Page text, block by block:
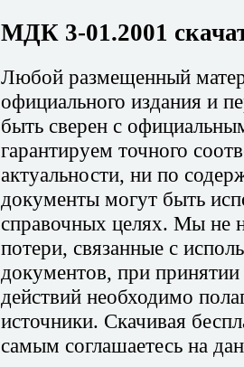
МДК 3-01.2001
Любой размещенный
официального издания и
быть сверен с
гарантируем точного
актуальности, ни по
документы могут быть
справочных целях. Мы не
потери, связанные с
документов, при
действий необходимо
источники. Скачивая
самым соглашаетесь на